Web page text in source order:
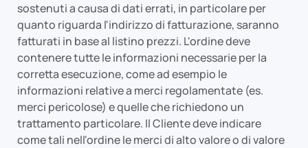
sostenuti a causa di dati errati, in particolare per
quanto riguarda l'indirizzo di fatturazione, saranno
fatturati in base al listino prezzi. L'ordine deve
contenere tutte le informazioni necessarie per la
corretta esecuzione, come ad esempio le
informazioni relative a merci regolamentate (es.
merci pericolose) e quelle che richiedono un
trattamento particolare. Il Cliente deve indicare
come tali nell'ordine le merci di alto valore o di valore